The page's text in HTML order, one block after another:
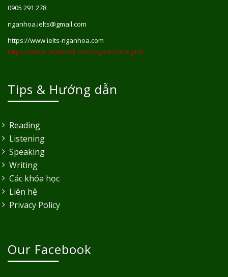
0905 291 278
nganhoa.ielts@gmail.com
https://www.ielts-nganhoa.com
https://www.facebook.com/NganHoaEnglish
Tips & Hướng dẫn
Reading
Listening
Speaking
Writing
Các khóa học
Liên hệ
Privacy Policy
Our Facebook